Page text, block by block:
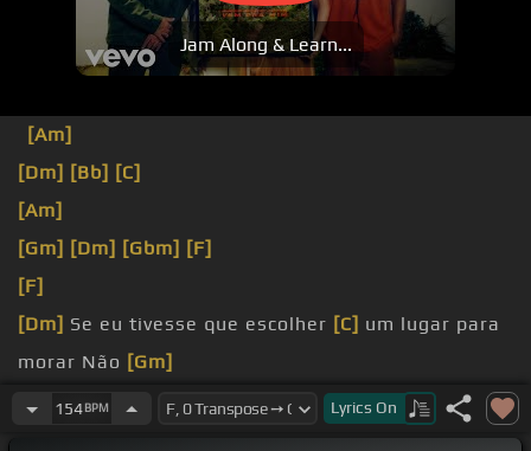
Jam Along & Learn...
[Am]
[Dm] [Bb] [C]
[Am]
[Gm] [Dm] [Gbm] [F]
[F]
[Dm] Se eu tivesse que escolher [C] um lugar para
morar Não [Gm]
saberia o que dizer entre a montanha
cor do céu num
154BPM Lyrics On